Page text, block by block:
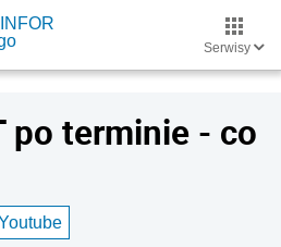
Serwisy
po terminie - co